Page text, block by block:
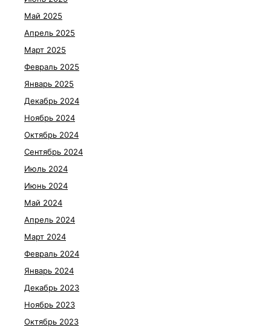
Май 2025
Апрель 2025
Март 2025
Февраль 2025
Январь 2025
Декабрь 2024
Ноябрь 2024
Октябрь 2024
Сентябрь 2024
Июль 2024
Июнь 2024
Май 2024
Апрель 2024
Март 2024
Февраль 2024
Январь 2024
Декабрь 2023
Ноябрь 2023
Октябрь 2023